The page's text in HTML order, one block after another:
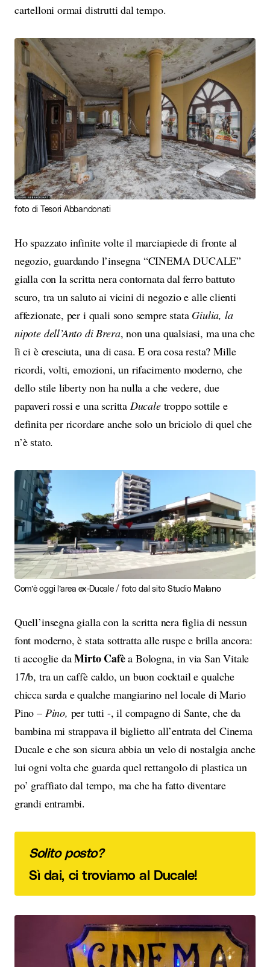
cartelloni ormai distrutti dal tempo.
foto di Tesori Abbandonati
Ho spazzato infinite volte il marciapiede di fronte al
negozio, guardando l’insegna “CINEMA DUCALE”
gialla con la scritta nera contornata dal ferro battuto
scuro, tra un saluto ai vicini di negozio e alle clienti
affezionate, per i quali sono sempre stata Giulia, la
nipote dell’Anto di Brera, non una qualsiasi, ma una che
lì ci è cresciuta, una di casa. E ora cosa resta? Mille
ricordi, volti, emozioni, un rifacimento moderno, che
dello stile liberty non ha nulla a che vedere, due
papaveri rossi e una scritta Ducaletroppo sottile e
definita per ricordare anche solo un briciolo di quel che
n’è stato.
Com’è oggi l’area ex-Ducale / foto dal sito Studio Malano
Quell’insegna gialla con la scritta nera figlia di nessun
font moderno, è stata sottratta alle ruspe e brilla ancora:
ti accoglie daMirto Cafèa Bologna, in via San Vitale
17/b, tra un caffè caldo, un buon cocktail e qualche
chicca sarda e qualche mangiarino nel locale di Mario
Pino – Pino, per tutti -, il compagno di Sante, che da
bambina mi strappava il biglietto all’entrata del Cinema
Ducale e che son sicura abbia un velo di nostalgia anche
lui ogni volta che guarda quel rettangolo di plastica un
po’ graffiato dal tempo, ma che ha fatto diventare
grandi entrambi.
Solito posto?
Sì dai, ci troviamo al Ducale!